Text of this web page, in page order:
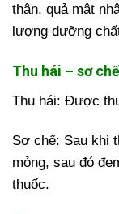
thân, quả mật
lượng dưỡng
Thu hái – sơ chế
Thu hái: Được
Sơ chế: Sau khi
mỏng, sau đó
thuốc.